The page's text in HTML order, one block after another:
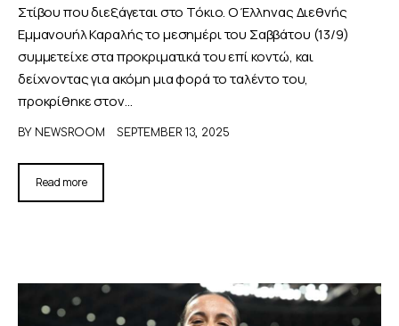
Στίβου που διεξάγεται στο Τόκιο. Ο Έλληνας Διεθνής
Εμμανουήλ Καραλής το μεσημέρι του Σαββάτου (13/9)
συμμετείχε στα προκριματικά του επί κοντώ, και
δείχνοντας για ακόμη μια φορά το ταλέντο του,
προκρίθηκε στον…
BY NEWSROOM SEPTEMBER 13, 2025
Read more